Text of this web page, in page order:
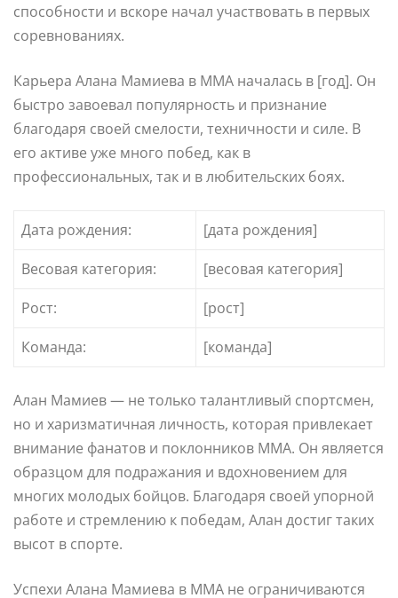
способности и вскоре начал участвовать в первых
соревнованиях.
Карьера Алана Мамиева в ММА началась в [год]. Он
быстро завоевал популярность и признание
благодаря своей смелости, техничности и силе. В
его активе уже много побед, как в
профессиональных, так и в любительских боях.
Дата рождения:
[дата рождения]
Весовая категория:
[весовая категория]
Рост:
[рост]
Команда:
[команда]
Алан Мамиев — не только талантливый спортсмен,
но и харизматичная личность, которая привлекает
внимание фанатов и поклонников ММА. Он является
образцом для подражания и вдохновением для
многих молодых бойцов. Благодаря своей упорной
работе и стремлению к победам, Алан достиг таких
высот в спорте.
Успехи Алана Мамиева в ММА не ограничиваются